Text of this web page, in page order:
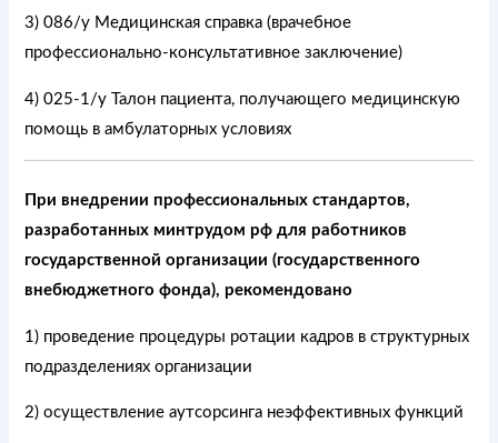
3) 086/у Медицинская справка (врачебное
профессионально-консультативное заключение)
4) 025-1/у Талон пациента, получающего медицинскую
помощь в амбулаторных условиях
При внедрении профессиональных стандартов,
разработанных минтрудом рф для работников
государственной организации (государственного
внебюджетного фонда), рекомендовано
1) проведение процедуры ротации кадров в структурных
подразделениях организации
2) осуществление аутсорсинга неэффективных функций